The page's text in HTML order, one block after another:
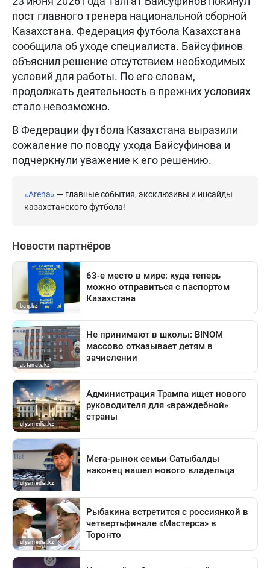
пост главного тренера национальной сборной
Казахстана. Федерация футбола Казахстана
сообщила об уходе специалиста. Байсуфинов
объяснил решение отсутствием необходимых
условий для работы. По его словам,
продолжать деятельность в прежних условиях
стало невозможно.
В Федерации футбола Казахстана выразили
сожаление по поводу ухода Байсуфинова и
подчеркнули уважение к его решению.
«Arena» — главные события, эксклюзивы и инсайды
казахстанского футбола!